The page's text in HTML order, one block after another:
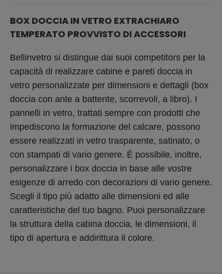
BOX DOCCIA IN VETRO EXTRACHIARO
TEMPERATO PROVVISTO DI ACCESSORI
Bellinvetro si distingue dai suoi competitors per la
capacità di realizzare cabine e pareti doccia in
vetro personalizzate per dimensioni e dettagli (box
doccia con ante a battente, scorrevoli, a libro). I
pannelli in vetro, trattati sempre con prodotti che
impediscono la formazione del calcare, possono
essere realizzati in vetro trasparente, satinato, o
con stampati di vario genere. È possibile, inoltre,
personalizzare i box doccia in base alle vostre
esigenze di arredo con decorazioni di vario genere.
Scegli il tipo più adatto alle dimensioni ed alle
caratteristiche del tuo bagno. Puoi personalizzare
la struttura della cabina doccia, le dimensioni, il
tipo di apertura e addirittura il colore.